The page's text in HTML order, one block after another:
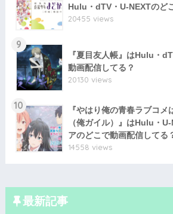
Hulu・dTV・U-NEXTのど
20455 views
9
『夏目友人帳』はHulu・
動画配信してる？
20130 views
10
『やはり俺の青春ラブコ
（俺ガイル）』はHulu・
アのどこで動画配信してる
14558 views
最新記事